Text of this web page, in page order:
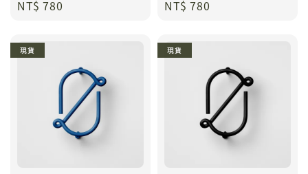
Regular
NT$ 780
Regular
NT$ 780
現貨 現貨